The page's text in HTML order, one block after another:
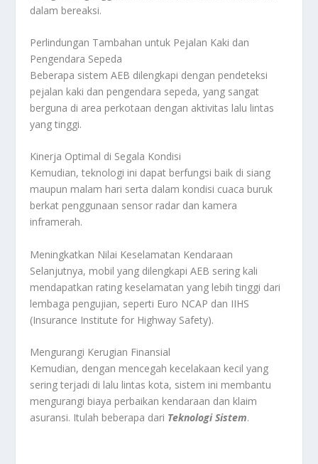
dalam bereaksi.
Perlindungan Tambahan untuk Pejalan Kaki dan
Pengendara Sepeda
Beberapa sistem AEB dilengkapi dengan pendeteksi
pejalan kaki dan pengendara sepeda, yang sangat
berguna di area perkotaan dengan aktivitas lalu lintas
yang tinggi.
Kinerja Optimal di Segala Kondisi
Kemudian, teknologi ini dapat berfungsi baik di siang
maupun malam hari serta dalam kondisi cuaca buruk
berkat penggunaan sensor radar dan kamera
inframerah.
Meningkatkan Nilai Keselamatan Kendaraan
Selanjutnya, mobil yang dilengkapi AEB sering kali
mendapatkan rating keselamatan yang lebih tinggi dari
lembaga pengujian, seperti Euro NCAP dan IIHS
(Insurance Institute for Highway Safety).
Mengurangi Kerugian Finansial
Kemudian, dengan mencegah kecelakaan kecil yang
sering terjadi di lalu lintas kota, sistem ini membantu
mengurangi biaya perbaikan kendaraan dan klaim
asuransi. Itulah beberapa dari Teknologi Sistem.